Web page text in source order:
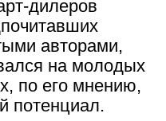
дилеров
авторами,
на молодых
по его мнению,
потенциал.